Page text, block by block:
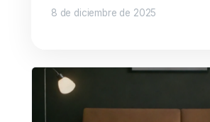
8 de diciembre de 2025